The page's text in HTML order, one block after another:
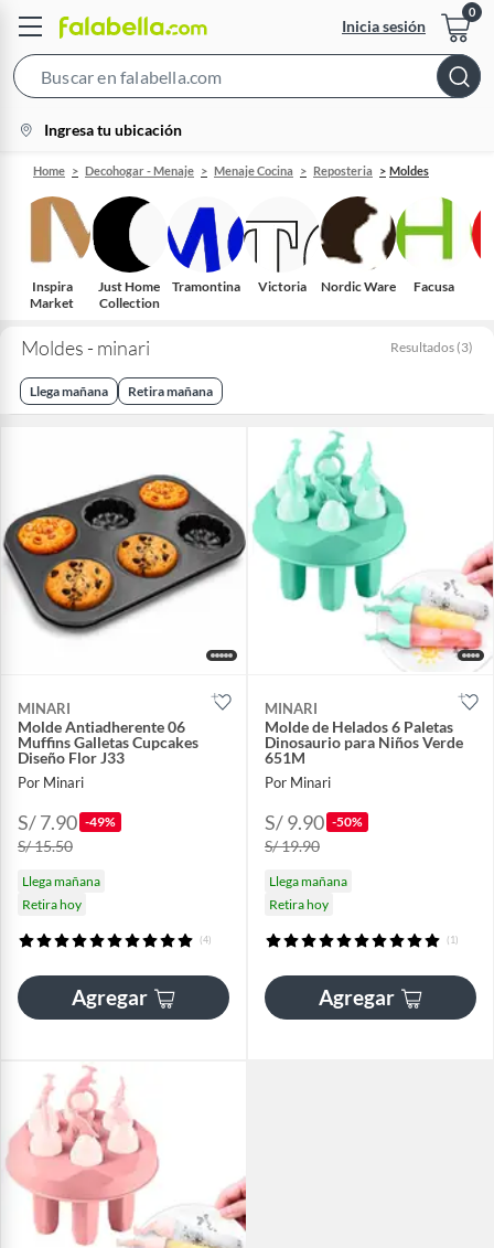
Inicia sesión
Bar
location-
icon
Ingresa tu ubicación
Home Decohogar - Menaje Menaje Cocina Reposteria Moldes
Inspira
Market
Just Home
Collection
Tramontina Victoria Nordic Ware Facusa
Moldes - minari Resultados (3)
Llega mañana Retira mañana
MINARI
Molde Antiadherente 06
Muffins Galletas Cupcakes
Diseño Flor J33
Por Minari
S/ 7.90 -49%
S/ 15.50
Llega mañana
Retira hoy
(4)
Agregar
MINARI
Molde de Helados 6 Paletas
Dinosaurio para Niños Verde
651M
Por Minari
S/ 9.90 -50%
S/ 19.90
Llega mañana
Retira hoy
(1)
Agregar